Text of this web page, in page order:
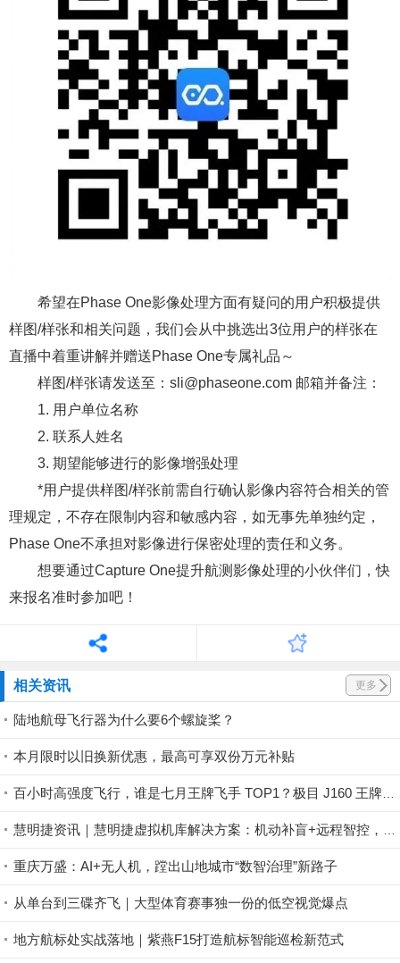
希望在Phase One影像处理方面有疑问的用户积极提供
样图/样张和相关问题，我们会从中挑选出3位用户的样张在
直播中着重讲解并赠送Phase One专属礼品～
样图/样张请发送至：sli@phaseone.com 邮箱并备注：
1. 用户单位名称
2. 联系人姓名
3. 期望能够进行的影像增强处理
*用户提供样图/样张前需自行确认影像内容符合相关的管
理规定，不存在限制内容和敏感内容，如无事先单独约定，
Phase One不承担对影像进行保密处理的责任和义务。
想要通过Capture One提升航测影像处理的小伙伴们，快
来报名准时参加吧！
相关资讯 更多
陆地航母飞行器为什么要6个螺旋桨？
本月限时以旧换新优惠，最高可享双份万元补贴
百小时高强度飞行，谁是七月王牌飞手 TOP1？极目 J160 王牌飞手第一赛段荣耀揭晓！
慧明捷资讯｜慧明捷虚拟机库解决方案：机动补盲+远程智控，筑牢山林防火安全屏障
重庆万盛：AI+无人机，蹚出山地城市“数智治理”新路子
从单台到三碟齐飞｜大型体育赛事独一份的低空视觉爆点
地方航标处实战落地｜紫燕F15打造航标智能巡检新范式